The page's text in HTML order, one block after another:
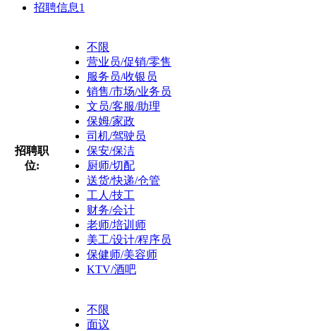
招聘信息1
招聘职
位:
不限
营业员/促销/零售
服务员/收银员
销售/市场/业务员
文员/客服/助理
保姆/家政
司机/驾驶员
保安/保洁
厨师/切配
送货/快递/仓管
工人/技工
财务/会计
老师/培训师
美工/设计/程序员
保健师/美容师
KTV/酒吧
不限
面议